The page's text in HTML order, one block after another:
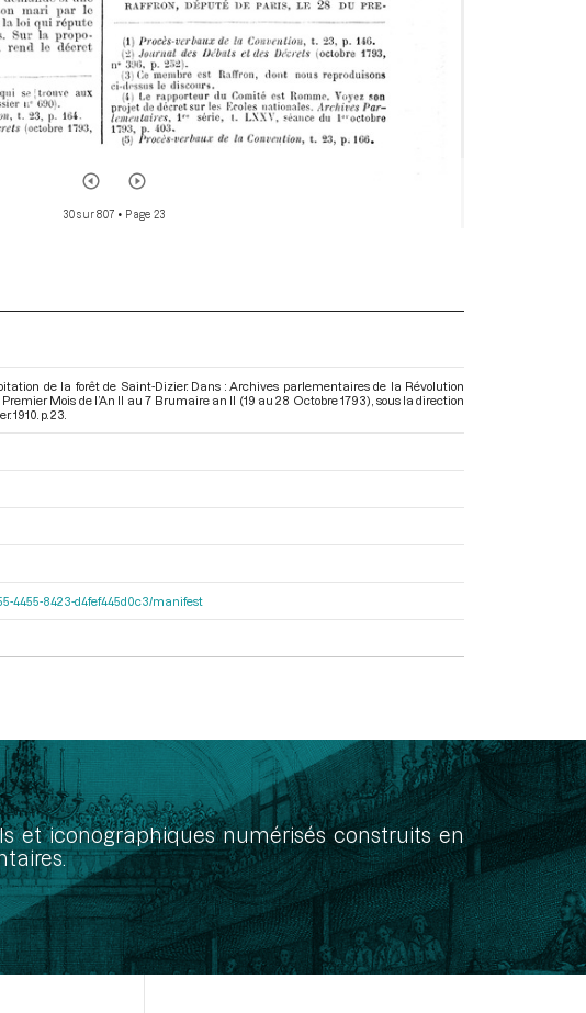
30 sur 807 • Page 23
de la forêt de Saint-Dizier. Dans : Archives parlementaires de la Révolution
Mois de l’An II au 7 Brumaire an II (19 au 28 Octobre 1793) , sous la direction
p. 23.
4455-8423-d4fef445d0c3/manifest
et iconographiques numérisés construits en